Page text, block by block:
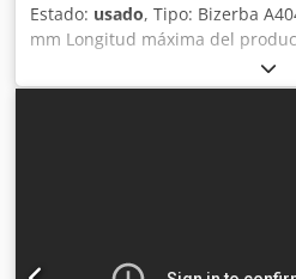
Estado: usado, Tipo: Bizerba
mm Longitud máxima del
máximo del producto con forma
mínimo: 50 mm Dkodpfx Ajgf
180 mm Tamaño máximo del